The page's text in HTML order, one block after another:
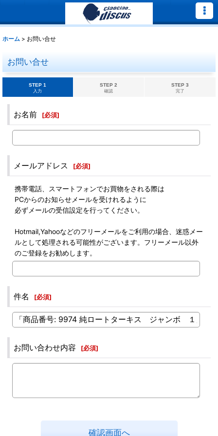
ホーム > お問い合せ
お問い合せ
STEP 1
入力
STEP 2
確認
STEP 3
完了
お名前 [必須]
メールアドレス [必須]
携帯電話、スマートフォンでお買物をされる際は
PCからのお知らせメールを受けれるように
必ずメールの受信設定を行ってください。
Hotmail,Yahooなどのフリーメールをご利用の場合、迷惑メー
ルとして処理される可能性がございます。フリーメール以外
のご登録をお勧めします。
件名 [必須]
お問い合わせ内容 [必須]
確認画面へ